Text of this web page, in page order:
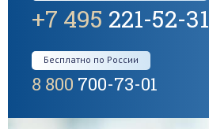
+7 495 221-52-31
Бесплатно по России
8 800 700-73-01